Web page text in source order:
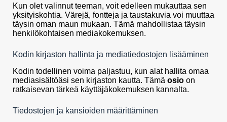
Kun olet valinnut teeman, voit edelleen mukauttaa sen
yksityiskohtia. Värejä, fontteja ja taustakuvia voi muuttaa
täysin oman maun mukaan. Tämä mahdollistaa täysin
henkilökohtaisen mediakokemuksen.
Kodin kirjaston hallinta ja mediatiedostojen lisääminen
Kodin todellinen voima paljastuu, kun alat hallita omaa
mediasisältöäsi sen kirjaston kautta. Tämä osio on
ratkaisevan tärkeä käyttäjäkokemuksen kannalta.
Tiedostojen ja kansioiden määrittäminen